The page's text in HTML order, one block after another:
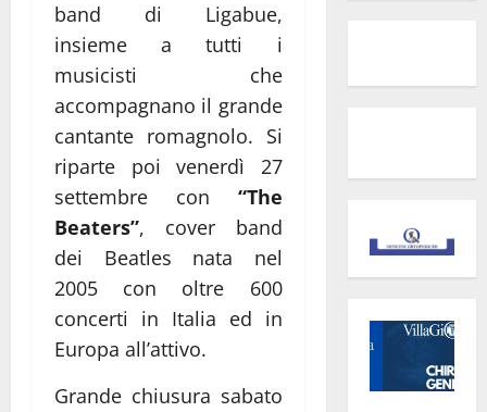
band di Ligabue,
insieme a tutti i
musicisti che
accompagnano il grande
cantante romagnolo. Si
riparte poi venerdì 27
settembre con “The
Beaters”, cover band
dei Beatles nata nel
2005 con oltre 600
concerti in Italia ed in
Europa all’attivo.
Grande chiusura sabato